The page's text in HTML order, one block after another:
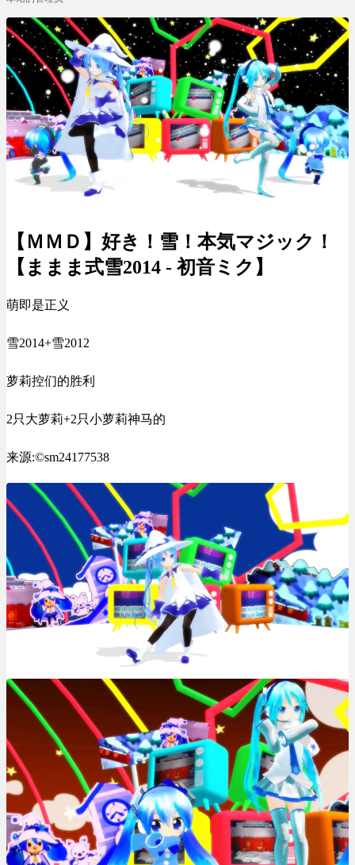
【ＭＭＤ】好き！雪！本気マジック！
【ままま式雪2014 - 初音ミク】
萌即是正义
雪2014+雪2012
萝莉控们的胜利
2只大萝莉+2只小萝莉神马的
来源:©sm24177538